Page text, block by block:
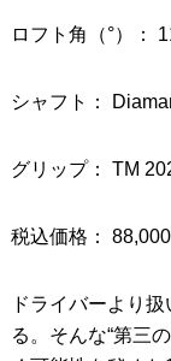
ロフト角（°）：
シャフト：
グリップ： TM
税込価格： 88,000
ドライバーより
る。そんな“第三